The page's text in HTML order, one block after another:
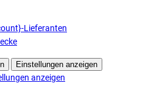
Lieferanten
Einstellungen anzeigen
anzeigen